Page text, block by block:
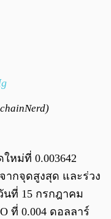
หม่ที่ 0.003642
ากจุดสูงสุด และร่วง
นที่ 15 กรกฎาคม
ที่ 0.004 ดอลลาร์